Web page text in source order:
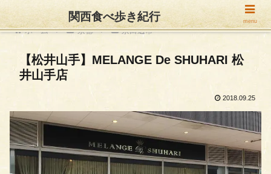
ホーム 京都 京田辺市
【松井山手】MELANGE De SHUHARI 松
井山手店
2018.09.25
関西食べ歩き紀行 menu